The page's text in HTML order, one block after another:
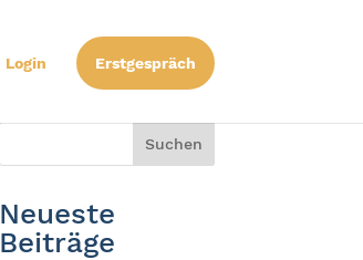
Login Erstgespräch
Suchen
Neueste
Beiträge